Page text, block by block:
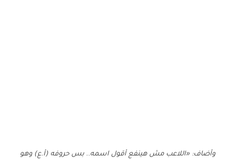
وأضاف: «اللاعب مش هينفع أقول اسمه.. بس حروفه (أ.ع) وهو